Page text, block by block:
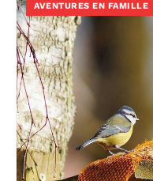
AVENTURES EN FAMILLE